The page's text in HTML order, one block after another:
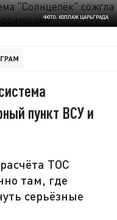
ФОТО: КОЛЛАЖ ЦАРЬГРАДА
пункт ВСУ и
ТОС
там, где
серьёзные